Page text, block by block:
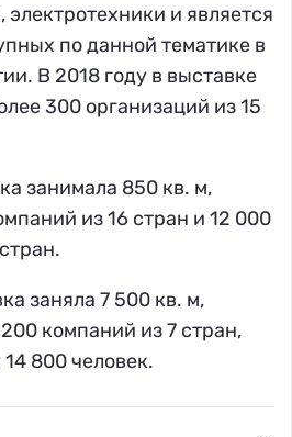
и является
по данной тематике в
В 2018 году в выставке
300 организаций из 15
занимала 850 кв. м,
из 16 стран и 12 000
заняла 7 500 кв. м,
компаний из 7 стран,
800 человек.